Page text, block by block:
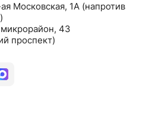
Московская, 1А (напротив
43
проспект)